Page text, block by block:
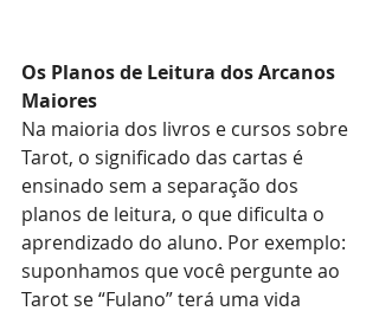
Os Planos de Leitura dos Arcanos
Maiores
Na maioria dos livros e cursos sobre
Tarot, o significado das cartas é
ensinado sem a separação dos
planos de leitura, o que dificulta o
aprendizado do aluno. Por exemplo:
suponhamos que você pergunte ao
Tarot se “Fulano” terá uma vida